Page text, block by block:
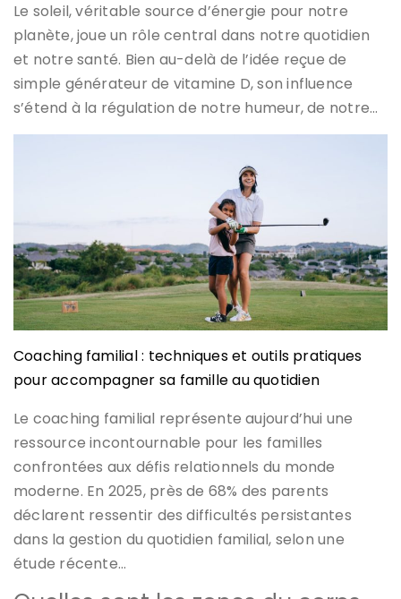
Le soleil, véritable source d’énergie pour notre
planète, joue un rôle central dans notre quotidien
et notre santé. Bien au-delà de l’idée reçue de
simple générateur de vitamine D, son influence
s’étend à la régulation de notre humeur, de notre…
Coaching familial : techniques et outils pratiques
pour accompagner sa famille au quotidien
Le coaching familial représente aujourd’hui une
ressource incontournable pour les familles
confrontées aux défis relationnels du monde
moderne. En 2025, près de 68% des parents
déclarent ressentir des difficultés persistantes
dans la gestion du quotidien familial, selon une
étude récente…